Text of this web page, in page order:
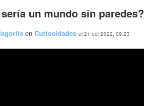
un mundo sin paredes?
en Curiosidades el 21 oct 2022, 09:23